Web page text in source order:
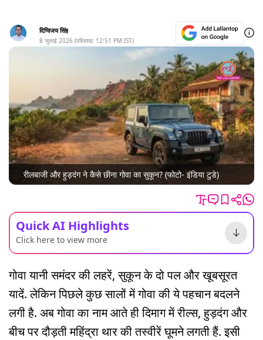
दिग्विजय सिंह
8 जुलाई 2026 (पब्लिश्ड: 12:51 PM IST)
रीलबाजी और हुड़दंग ने कैसे छीना गोवा का सुकून? (फोटो- इंडिया टुडे)
Quick AI Highlights
Click here to view more
गोवा यानी समंदर की लहरें, सुकून के दो पल और खूबसूरत
यादें. लेकिन पिछले कुछ सालों में गोवा की ये पहचान बदलने
लगी है. अब गोवा का नाम आते ही दिमाग में रील्स, हुड़दंग और
बीच पर दौड़ती महिंद्रा थार की तस्वीरें घूमने लगती हैं. इसी